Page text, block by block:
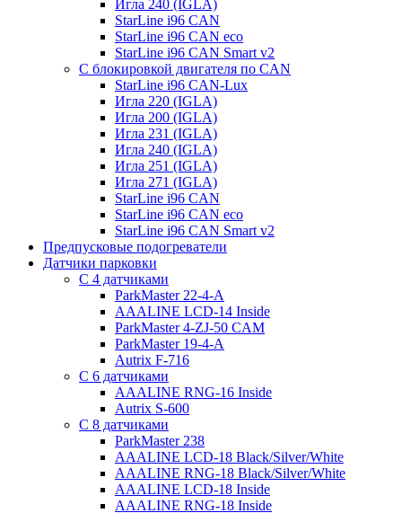
Игла 240 (IGLA)
StarLine i96 CAN
StarLine i96 CAN eco
StarLine i96 CAN Smart v2
С блокировкой двигателя по CAN
StarLine i96 CAN-Lux
Игла 220 (IGLA)
Игла 200 (IGLA)
Игла 231 (IGLA)
Игла 240 (IGLA)
Игла 251 (IGLA)
Игла 271 (IGLA)
StarLine i96 CAN
StarLine i96 CAN eco
StarLine i96 CAN Smart v2
Предпусковые подогреватели
Датчики парковки
С 4 датчиками
ParkMaster 22-4-A
AAALINE LCD-14 Inside
ParkMaster 4-ZJ-50 CAM
ParkMaster 19-4-A
Autrix F-716
С 6 датчиками
AAALINE RNG-16 Inside
Autrix S-600
С 8 датчиками
ParkMaster 238
AAALINE LCD-18 Black/Silver/White
AAALINE RNG-18 Black/Silver/White
AAALINE LCD-18 Inside
AAALINE RNG-18 Inside